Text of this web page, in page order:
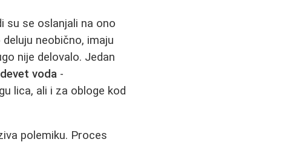
su se oslanjali na ono
neobično, imaju
nije delovalo. Jedan
voda -
lica, ali i za obloge kod
polemiku. Proces